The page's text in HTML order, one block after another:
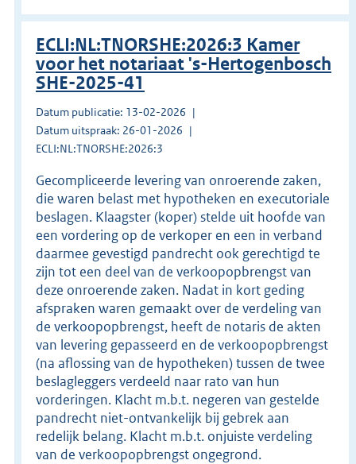
ECLI:NL:TNORSHE:2026:3 Kamer
voor het notariaat 's-Hertogenbosch
SHE-2025-41
Datum publicatie: 13-02-2026
Datum uitspraak: 26-01-2026
ECLI:NL:TNORSHE:2026:3
Gecompliceerde levering van onroerende zaken,
die waren belast met hypotheken en executoriale
beslagen. Klaagster (koper) stelde uit hoofde van
een vordering op de verkoper en een in verband
daarmee gevestigd pandrecht ook gerechtigd te
zijn tot een deel van de verkoopopbrengst van
deze onroerende zaken. Nadat in kort geding
afspraken waren gemaakt over de verdeling van
de verkoopopbrengst, heeft de notaris de akten
van levering gepasseerd en de verkoopopbrengst
(na aflossing van de hypotheken) tussen de twee
beslagleggers verdeeld naar rato van hun
vorderingen. Klacht m.b.t. negeren van gestelde
pandrecht niet-ontvankelijk bij gebrek aan
redelijk belang. Klacht m.b.t. onjuiste verdeling
van de verkoopopbrengst ongegrond.